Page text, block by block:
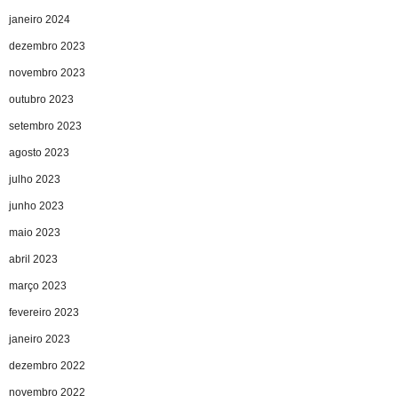
janeiro 2024
dezembro 2023
novembro 2023
outubro 2023
setembro 2023
agosto 2023
julho 2023
junho 2023
maio 2023
abril 2023
março 2023
fevereiro 2023
janeiro 2023
dezembro 2022
novembro 2022